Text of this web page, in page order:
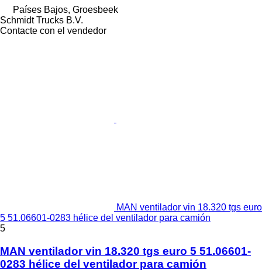
Países Bajos, Groesbeek
Schmidt Trucks B.V.
Contacte con el vendedor
MAN ventilador vin 18.320 tgs euro
5 51.06601-0283 hélice del ventilador para camión
5
MAN ventilador vin 18.320 tgs euro 5 51.06601-
0283 hélice del ventilador para camión